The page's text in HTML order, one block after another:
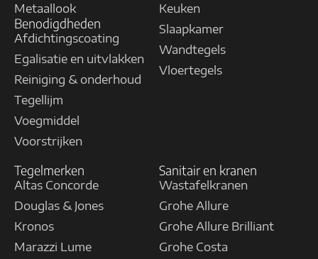
Metaallook
Benodigdheden
Afdichtingscoating
Egalisatie en uitvlakken
Reiniging & onderhoud
Tegellijm
Voegmiddel
Voorstrijken
Keuken
Slaapkamer
Wandtegels
Vloertegels
Tegelmerken
Altas Concorde
Douglas & Jones
Kronos
Marazzi Lume
Sanitair en kranen
Wastafelkranen
Grohe Allure
Grohe Allure Brilliant
Grohe Costa